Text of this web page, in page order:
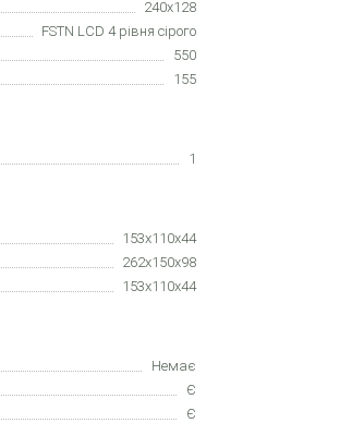
240x128
FSTN LCD 4 рівня сірого
550
155
1
153x110x44
262x150x98
153x110x44
Немає
Є
Є